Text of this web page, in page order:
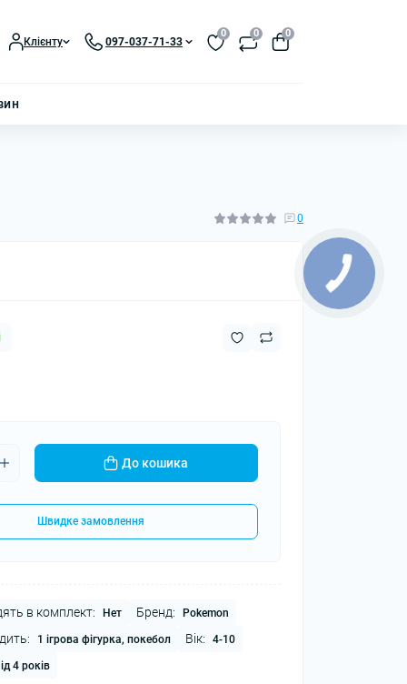
Клієнту 097-037-71-33
0 0 0
0
До кошика
Швидке замовлення
в комплект: Нет Бренд: Pokemon
1 ігрова фігурка, покебол Вік: 4-10
4 років